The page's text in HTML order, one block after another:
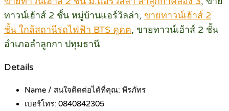
ทาวน์เฮ้าส์ 2 ชั้น หมู่บ้านแอร์วิลล่า, ขายทาวน์เฮ้าส์ 2
ชั้น ใกล้สถานีรถไฟฟ้า BTS คูคต, ขายทาวน์เฮ้าส์ 2 ชั้น
อำเภอลำลูกกา ปทุมธานี
Details
Name / สนใจติดต่อได้ที่คุณ: พีรภัทร
เบอร์โทร: 0840842305